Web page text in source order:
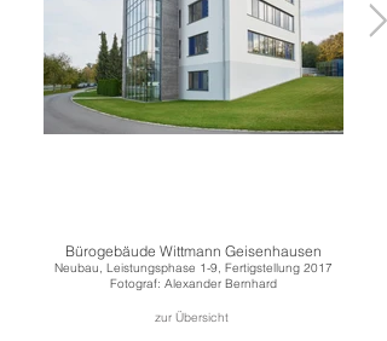
Bürogebäude Wittmann Geisenhausen
Neubau, Leistungsphase 1-9, Fertigstellung 2017
Fotograf: Alexander Bernhard
zur Übersicht